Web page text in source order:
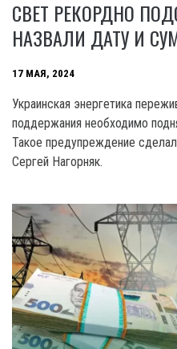
СВЕТ РЕКОРДНО
НАЗВАЛИ ДАТУ И
17 МАЯ, 2024
Украинская энергетика
поддержания необходимо
Такое предупреждение
Сергей Нагорняк.